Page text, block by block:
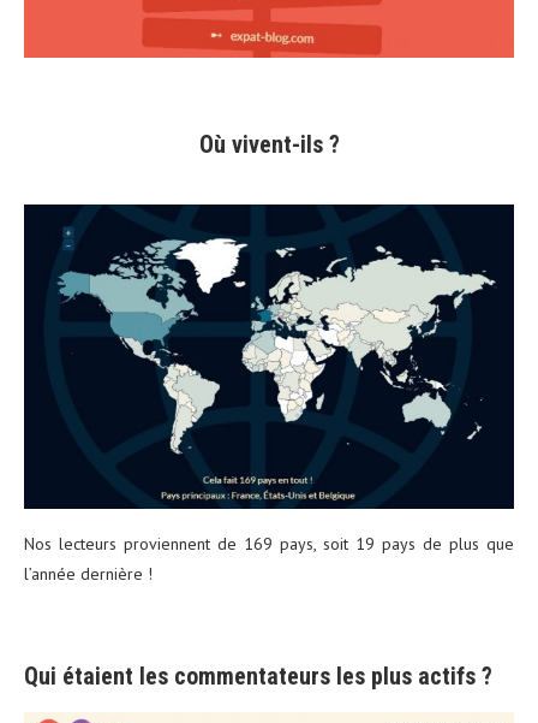
Où vivent-ils ?
Nos lecteurs proviennent de 169 pays, soit 19 pays de plus que
l’année dernière !
Qui étaient les commentateurs les plus actifs ?